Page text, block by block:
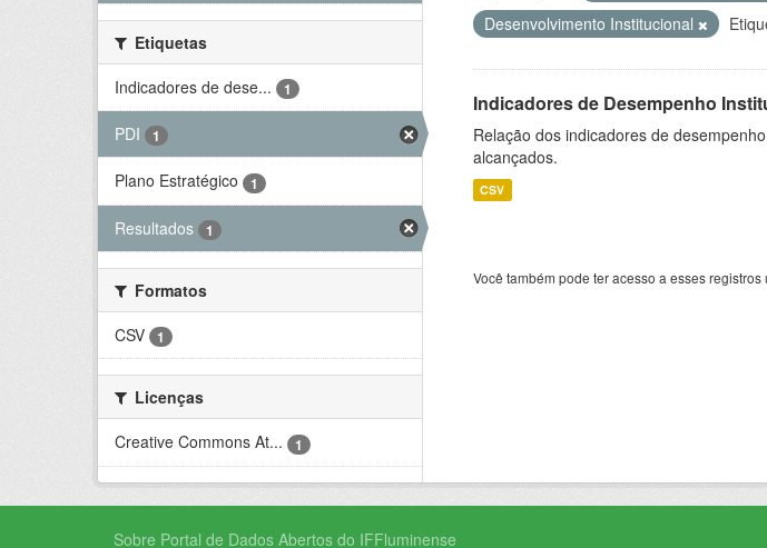
Etiquetas
Indicadores de dese...
1
PDI 1
Plano Estratégico 1
Resultados 1
Formatos
CSV
1
Licenças
Creative Commons At...
1
Desenvolvimento Institucional
Indicadores de Desempenho
Relação dos indicadores de
alcançados.
CSV
Você também pode ter acesso a esses registros
Sobre Portal de Dados Abertos do IFFluminense